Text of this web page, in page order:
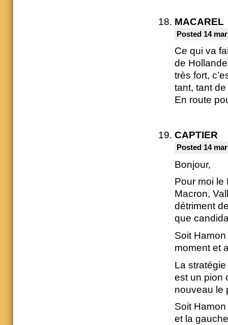
MACAREL
Posted 14
Ce qui va
de
très fort,
tant, tant
En route
CAPTIER
Posted 14
Bonjour,
Pour moi le
Macron,
détriment
que
Soit
moment et
La
est un pion
nouveau le
Soit
et la